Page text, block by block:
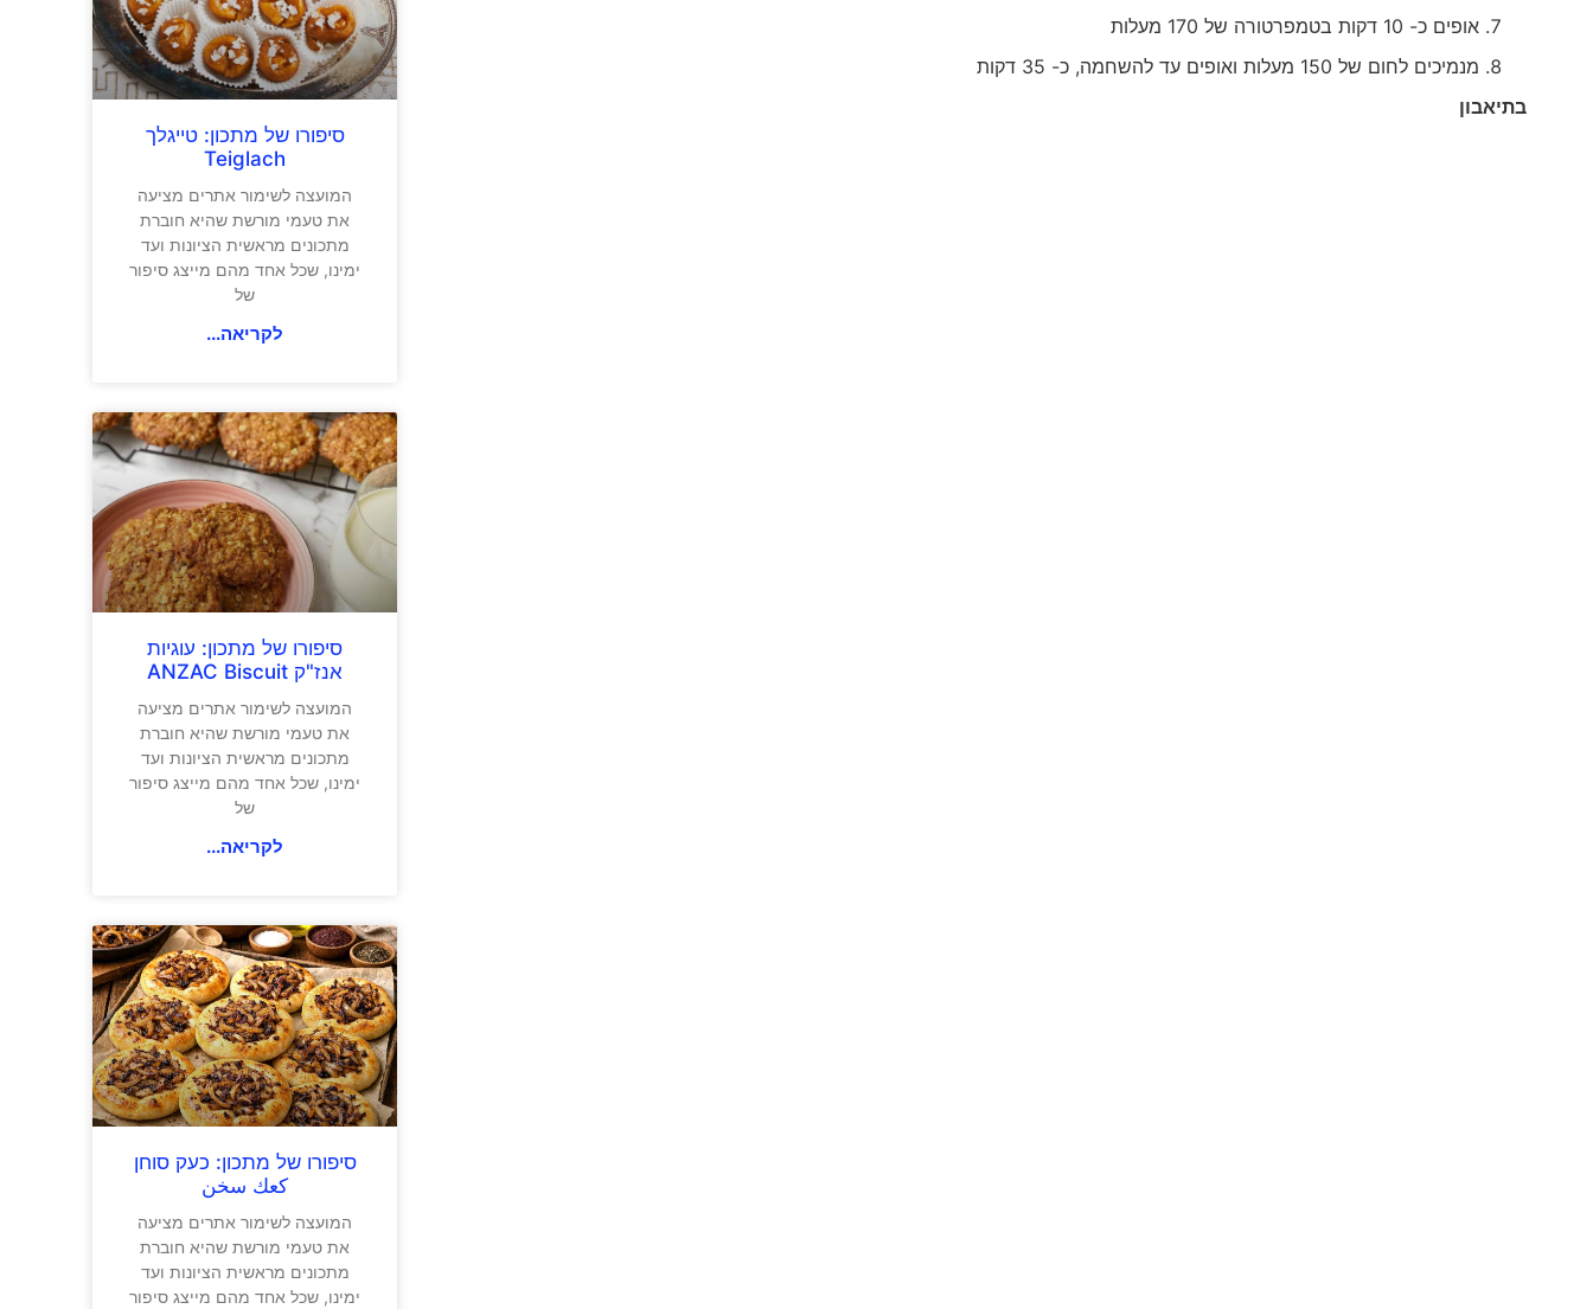
אופים כ- 10 דקות בטמפרטורה של 170 מעלות
מנמיכים לחום של 150 מעלות ואופים עד להשחמה, כ- 35 דקות
בתיאבון
סיפורו של מתכון: טייגלך
Teiglach
המועצה לשימור אתרים מציעה
את טעמי מורשת שהיא חוברת
מתכונים מראשית הציונות ועד
ימינו, שכל אחד מהם מייצג סיפור
של
לקריאה...
סיפורו של מתכון: עוגיות
אנז"ק ANZAC Biscuit
המועצה לשימור אתרים מציעה
את טעמי מורשת שהיא חוברת
מתכונים מראשית הציונות ועד
ימינו, שכל אחד מהם מייצג סיפור
של
לקריאה...
סיפורו של מתכון: כעק סוחן
كعك سخن
המועצה לשימור אתרים מציעה
את טעמי מורשת שהיא חוברת
מתכונים מראשית הציונות ועד
ימינו, שכל אחד מהם מייצג סיפור